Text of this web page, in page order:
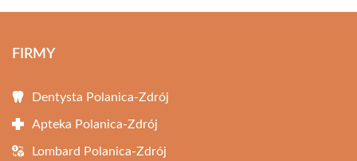
FIRMY
Dentysta Polanica-Zdrój
Apteka Polanica-Zdrój
Lombard Polanica-Zdrój